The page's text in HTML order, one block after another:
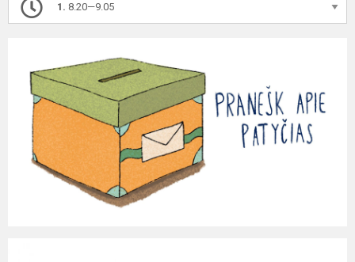
1. 8.20—9.05